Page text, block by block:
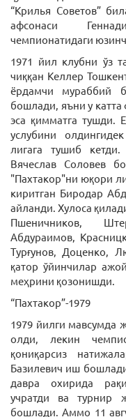
“Крилья Советов”
афсонаси
чемпионатидаги
1971 йил клубни ўз
чиққан Келлер
ёрдамчи мураббий
бошлади, яъни у катта
эса қимматга тушди.
услубини
лигага тушиб
Вячеслав Соловев
"Пахтакор"ни юқори
киритган Биродар
айланди. Хулоса
Пшеничников,
Абдураимов,
Турғунов, Доценко,
қатор ўйинчилар
меҳрини қозонишди.
“Пахтакор”-1979
1979 йилги мавсумда
олди, лекин
қониқарсиз
Базилевич иш
давра охирида
учратди ва турнир
бошлади. Аммо 11